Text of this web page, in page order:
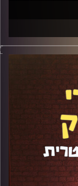
הוא
בלבד ולאט לאט
כולם ולדבר על
הפרק דיברנו על
גילה שהוא
לקהל הרחב אל
הרבה.